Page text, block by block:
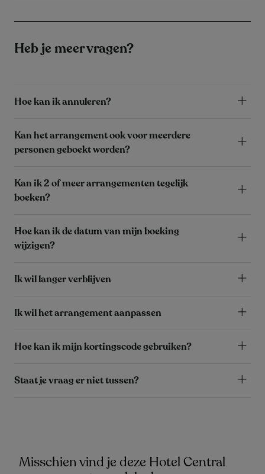
Heb je meer vragen?
Hoe kan ik annuleren?
Kan het arrangement ook voor meerdere
personen geboekt worden?
Kan ik 2 of meer arrangementen tegelijk
boeken?
Hoe kan ik de datum van mijn boeking
wijzigen?
Ik wil langer verblijven
Ik wil het arrangement aanpassen
Hoe kan ik mijn kortingscode gebruiken?
Staat je vraag er niet tussen?
Misschien vind je deze Hotel Central